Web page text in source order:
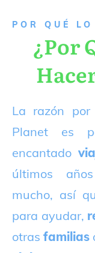
P OR QUÉ LO
¿Por
La razón por
Planet es
encantado
últimos
mucho, así
para ayudar,
otrasfamilias